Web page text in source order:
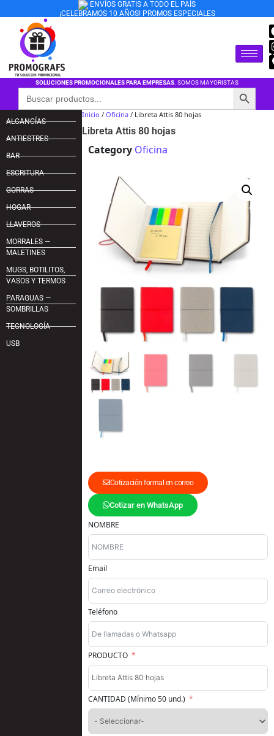
ENVÍOS GRATIS A TODO EL PAÍS
¡CELEBRAMOS 10 AÑOS! PROMOS ESPECIALES
SOLUCIONES PROMOCIONALES PARA EMPRESAS. SOMOS MAYORISTAS
Buscar: Botón de
ALCANCÍAS
ANTIESTRES
BAR
ESCRITURA
GORRAS
HOGAR
LLAVEROS
MORRALES —
MALETINES
MUGS, BOTILITOS,
VASOS Y TERMOS
PARAGUAS —
SOMBRILLAS
TECNOLOGÍA
USB
Inicio /Oficina / Libreta Attis 80 hojas
Libreta Attis 80 hojas
Category Oficina
Cotización formal en correo
Cotizar en WhatsApp
NOMBRE
Email
Teléfono
PRODUCTO
CANTIDAD (Mínimo 50 und.)